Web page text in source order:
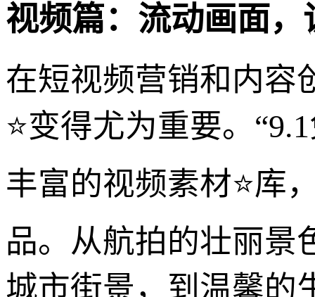
视频篇：流动画面，
在短视频营销和内容
⭐变得尤为重要。
丰富的视频素材⭐库
品。从航拍的壮丽景
城市街景，到温馨的